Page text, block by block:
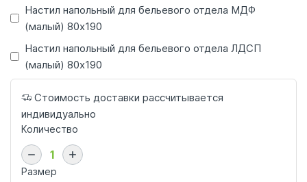
Настил напольный для бельевого отдела МДФ
(малый) 80x190
Настил напольный для бельевого отдела ЛДСП
(малый) 80x190
Стоимость доставки рассчитывается
индивидуально
Количество
Размер